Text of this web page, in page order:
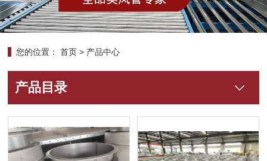
您的位置： 首页 > 产品中心
产品目录